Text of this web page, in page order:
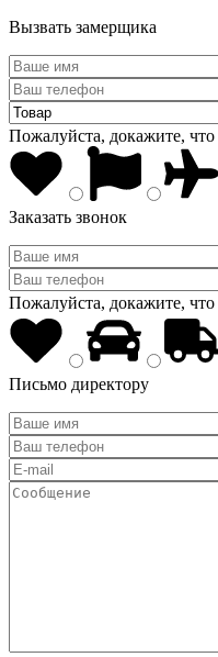
Вызвать замерщика
Пожалуйста, докажите,
Заказать звонок
Пожалуйста, докажите,
Письмо директору